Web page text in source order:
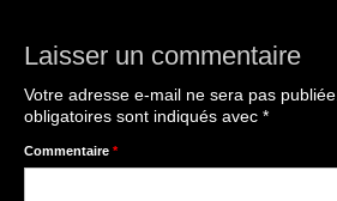
Laisser un commentaire
Votre adresse e-mail ne sera pas publiée.
obligatoires sont indiqués avec *
Commentaire *